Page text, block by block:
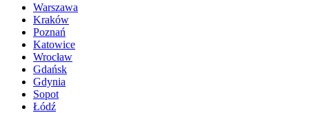
Warszawa
Kraków
Poznań
Katowice
Wrocław
Gdańsk
Gdynia
Sopot
Łódź